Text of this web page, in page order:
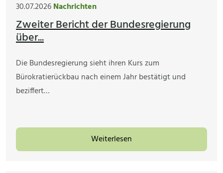
30.07.2026Nachrichten
Zweiter Bericht der Bundesregierung
über...
Die Bundesregierung sieht ihren Kurs zum
Bürokratierückbau nach einem Jahr bestätigt und
beziffert…
Weiterlesen